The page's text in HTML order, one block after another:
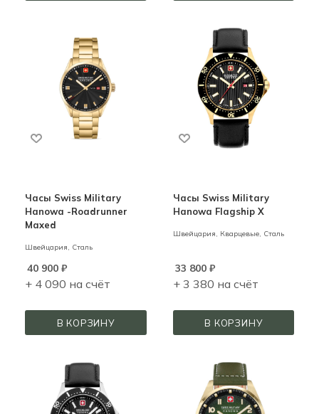
Часы Swiss Military
Hanowa -Roadrunner
Maxed
Швейцария, Сталь
40 900 ₽
+ 4 090 на счёт
В КОРЗИНУ
Часы Swiss Military
Hanowa Flagship X
Швейцария, Кварцевые, Сталь
33 800₽
+ 3 380 на счёт
В КОРЗИНУ